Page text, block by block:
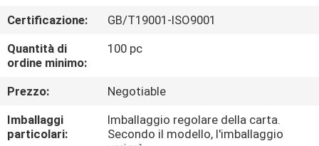
GIRO
DELLA
FABBRICA
CONTROLLO
DI
Certificazione:
GB/T19001-ISO9001
Quantità di
ordine minimo:
100 pc
Prezzo:
Negotiable
Imballaggi
particolari:
Imballaggio regolare della carta.
Secondo il modello, l'imballaggio